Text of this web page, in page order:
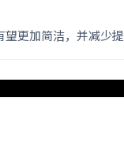
更加简洁，并减少